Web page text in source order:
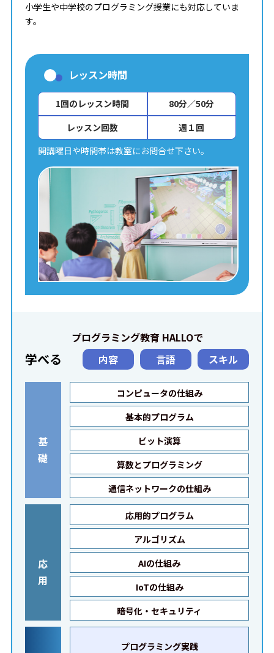
小学生や中学校のプログラミング授業にも対応していま
す。
レッスン時間
1回のレッスン時間
80分／50分
レッスン回数
週１回
開講曜日や時間帯は教室にお問合せ下さい。
プログラミング教育 HALLOで
学べる 内容 言語 スキル
基
礎
コンピュータの仕組み
基本的プログラム
ビット演算
算数とプログラミング
通信ネットワークの仕組み
応
用
応用的プログラム
アルゴリズム
AIの仕組み
IoTの仕組み
暗号化・セキュリティ
プログラミング実践